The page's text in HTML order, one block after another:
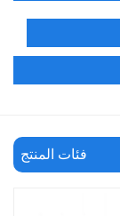
فئات المنتج